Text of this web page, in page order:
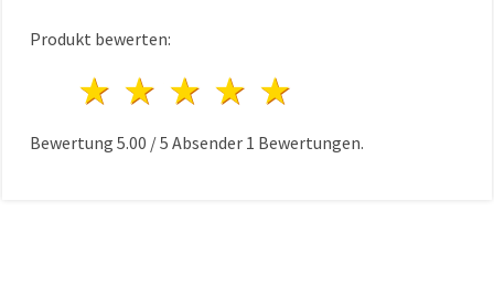
Produkt bewerten:
4 Sterne
3 Sterne
2 Sterne
1 Stern
Bewertung 5.00 /5 Absender 1 Bewertungen.